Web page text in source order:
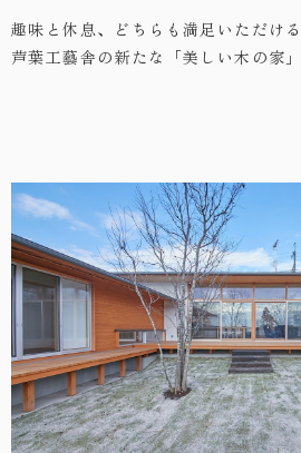
趣味と休息、どちらも満足いただけ
芦葉工藝舎の新たな「美しい木の家